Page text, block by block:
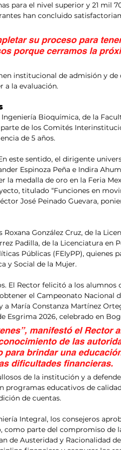
para el nivel superior y 21 mil
han concluido
su proceso para
porque cerramos la
institucional de admisión y
a la evaluación.
Bioquímica, de la
de los Comités
de 5 años.
este sentido, el dirigente
Espinoza Peña e Indira
la medalla de oro en la Feria
titulado “Funciones en
José Peinado Guevara,
González Cruz, de la
Padilla, de la Licenciatura en
Públicas (FEIyPP), quienes
y Social de la Mujer.
El Rector felicitó a los alumnos
el Campeonato Nacional
María Constanza Martínez
Esgrima 2026, celebrado en
manifestó el Rector
de las
para brindar una
dificultades financieras.
de la institución y a
programas educativos de
de cuentas.
Integral, los consejeros
como parte del compromiso de
de Austeridad y Racionalidad